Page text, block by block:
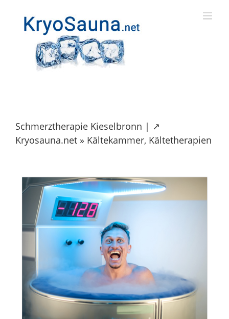
content
Schmerztherapie Kieselbronn | ↗️
Kryosauna.net » Kältekammer, Kältetherapien